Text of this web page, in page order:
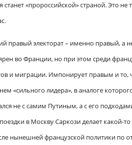
«пророссийской» страной. Это не
правый электорат – именно правый, а
во Франции, но при этом среди
и миграции. Импонирует правым и то,
«сильного лидера», в аналоге
не с самим Путиным, а с его
в Москву Саркози делает какой-
нынешней французской политики по